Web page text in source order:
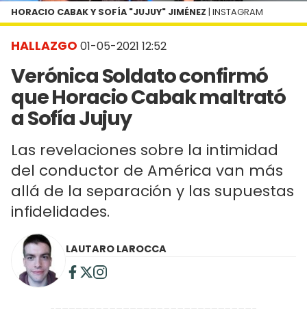
HALLAZGO 01-05-2021 12:52
Verónica Soldato confirmó
que Horacio Cabak maltrató
a Sofía Jujuy
Las revelaciones sobre la intimidad
del conductor de América van más
allá de la separación y las supuestas
infidelidades.
HORACIO CABAK Y SOFÍA "JUJUY" JIMÉNEZ | INSTAGRAM
LAUTARO LAROCCA